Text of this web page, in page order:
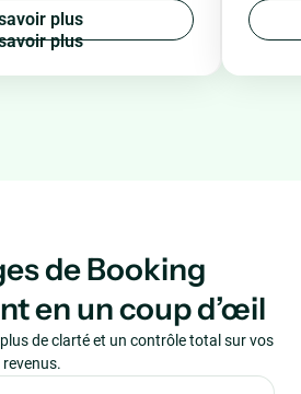
avoir plus
de Booking
en un coup d’œil
de clarté et un contrôle total sur vos